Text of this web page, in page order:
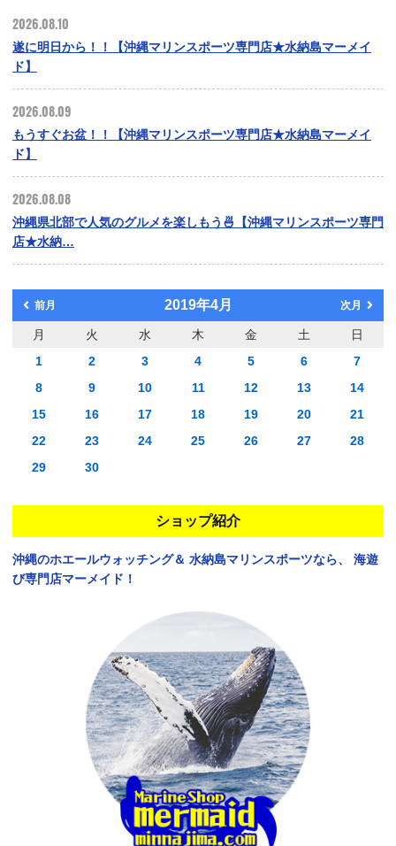
2026.08.10
遂に明日から！！【沖縄マリンスポーツ専門店★水納島マーメイ
ド】
2026.08.09
もうすぐお盆！！【沖縄マリンスポーツ専門店★水納島マーメイ
ド】
2026.08.08
沖縄県北部で人気のグルメを楽しもう🍜【沖縄マリンスポーツ専門
店★水納…
前月 2019年4月 次月
月 火 水 木 金 土
日
1
2 3 4 5 6
7
8
9 10 11 12 13
14
15
16 17 18 19 20
21
22
23 24 25 26 27
28
29
30
ショップ紹介
沖縄のホエールウォッチング＆ 水納島マリンスポーツなら、
海遊
び専門店マーメイド！